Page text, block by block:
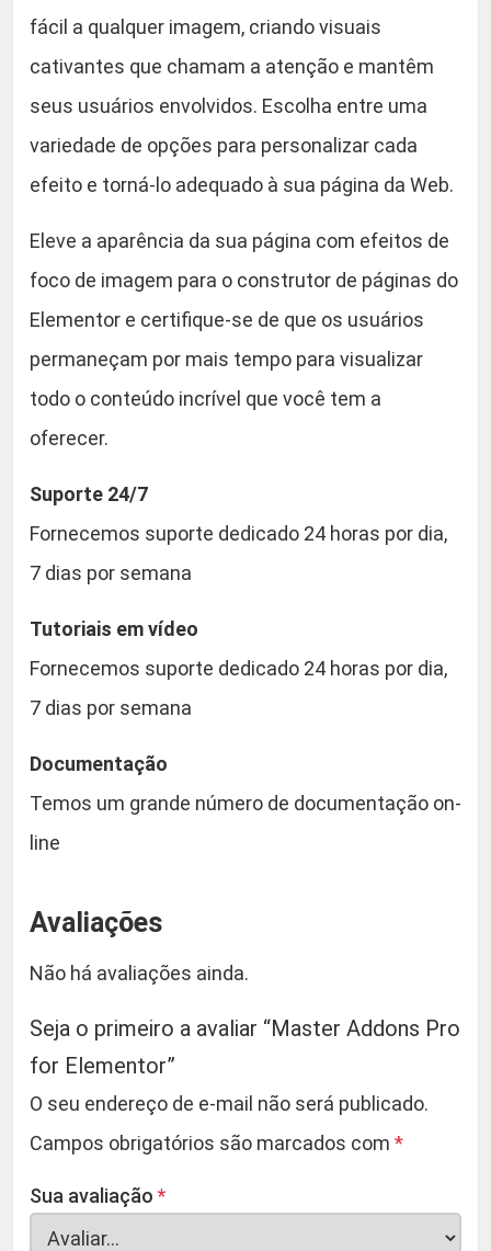
fácil a qualquer imagem, criando visuais
cativantes que chamam a atenção e mantêm
seus usuários envolvidos. Escolha entre uma
variedade de opções para personalizar cada
efeito e torná-lo adequado à sua página da Web.
Eleve a aparência da sua página com efeitos de
foco de imagem para o construtor de páginas do
Elementor e certifique-se de que os usuários
permaneçam por mais tempo para visualizar
todo o conteúdo incrível que você tem a
oferecer.
Suporte 24/7
Fornecemos suporte dedicado 24 horas por dia,
7 dias por semana
Tutoriais em vídeo
Fornecemos suporte dedicado 24 horas por dia,
7 dias por semana
Documentação
Temos um grande número de documentação on-
line
Avaliações
Não há avaliações ainda.
Seja o primeiro a avaliar “Master Addons Pro
for Elementor”
O seu endereço de e-mail não será publicado.
Campos obrigatórios são marcados com *
Sua avaliação *